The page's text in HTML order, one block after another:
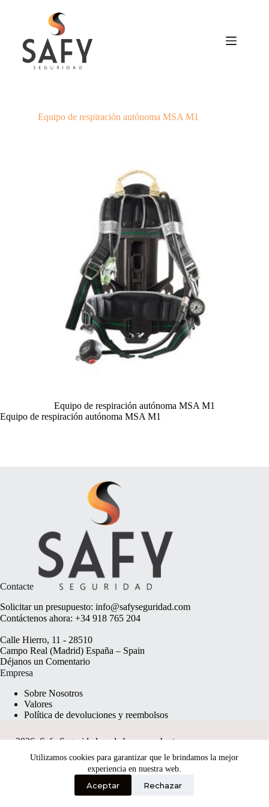
Utilizamos cookies para garantizar que le brindamos la mejor
experiencia en nuestra web.
Aceptar Rechazar
Equipo de respiración autónoma MSA M1
Equipo de respiración autónoma MSA M1
Equipo de respiración autónoma MSA M1
Contacte
Solicitar un presupuesto: info@safyseguridad.com
Contáctenos ahora: +34 918 765 204
Calle Hierro, 11 - 28510
Campo Real (Madrid) España – Spain
Déjanos un Comentario
Empresa
Sobre Nosotros
Valores
Política de devoluciones y reembolsos
2026, Safy Seguridad made byanyweb.pt